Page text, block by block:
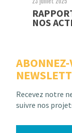
NOS
Recevez notre
suivre nos